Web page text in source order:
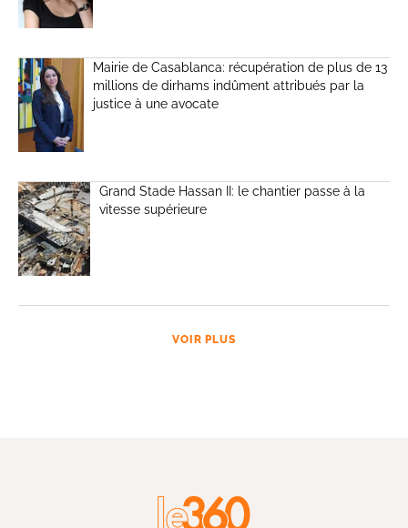
Mairie de Casablanca: récupération de plus de 13
millions de dirhams indûment attribués par la
justice à une avocate
Grand Stade Hassan II: le chantier passe à la
vitesse supérieure
VOIR PLUS